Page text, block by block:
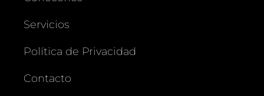
Servicios
Política de Privacidad
Contacto